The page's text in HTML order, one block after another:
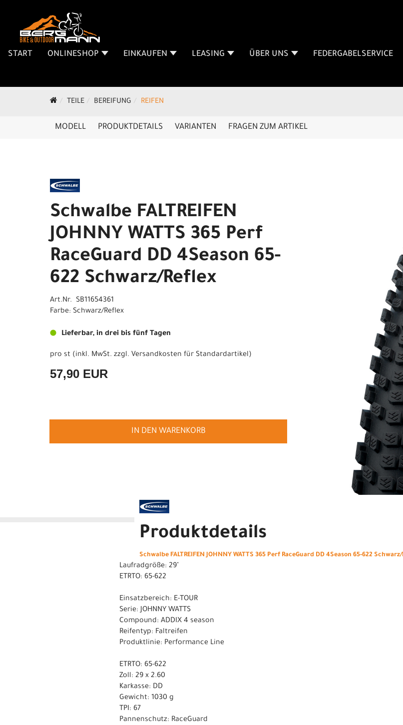
START ONLINESHOP EINKAUFEN LEASING ÜBER UNS FEDERGABELSERVICE
TEILE BEREIFUNG REIFEN
MODELL PRODUKTDETAILS VARIANTEN FRAGEN ZUM ARTIKEL
Schwalbe FALTREIFEN
JOHNNY WATTS 365 Perf
RaceGuard DD 4Season 65-
622 Schwarz/Reflex
Art.Nr. SB11654361
Farbe: Schwarz/Reflex
Lieferbar, in drei bis fünf Tagen
pro st (inkl. MwSt. zzgl. Versandkosten für Standardartikel)
57,90 EUR
IN DEN WARENKORB
Produktdetails
Schwalbe FALTREIFEN JOHNNY WATTS 365 Perf RaceGuard DD 4Season 65-622
Laufradgröße: 29"
ETRTO: 65-622
Einsatzbereich: E-TOUR
Serie: JOHNNY WATTS
Compound: ADDIX 4 season
Reifentyp: Faltreifen
Produktlinie: Performance Line
ETRTO: 65-622
Zoll: 29 x 2.60
Karkasse: DD
Gewicht: 1030 g
TPI: 67
Pannenschutz: RaceGuard